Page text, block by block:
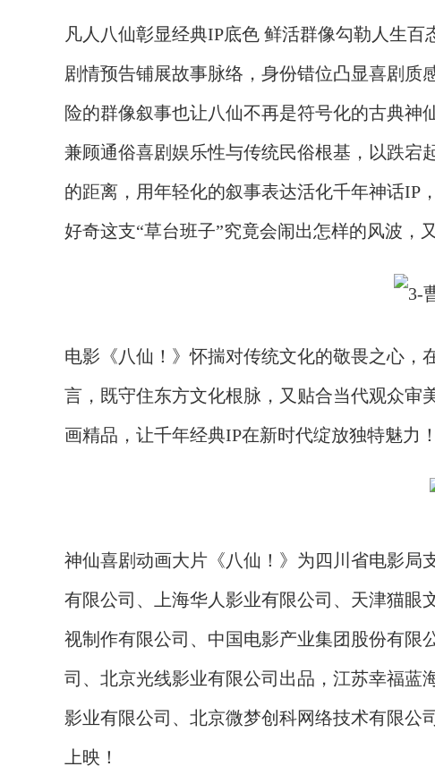
凡人八仙彰显经典IP底色 鲜活群像勾勒人生百
剧情预告铺展故事脉络，身份错位凸显喜剧质
险的群像叙事也让八仙不再是符号化的古典神
兼顾通俗喜剧娱乐性与传统民俗根基，以跌宕
的距离，用年轻化的叙事表达活化千年神话IP
好奇这支“草台班子”究竟会闹出怎样的风波，
电影《八仙！》怀揣对传统文化的敬畏之心，
言，既守住东方文化根脉，又贴合当代观众审
画精品，让千年经典IP在新时代绽放独特魅力！
神仙喜剧动画大片《八仙！》为四川省电影局
有限公司、上海华人影业有限公司、天津猫眼
视制作有限公司、中国电影产业集团股份有限
司、北京光线影业有限公司出品，江苏幸福蓝
影业有限公司、北京微梦创科网络技术有限公
上映！